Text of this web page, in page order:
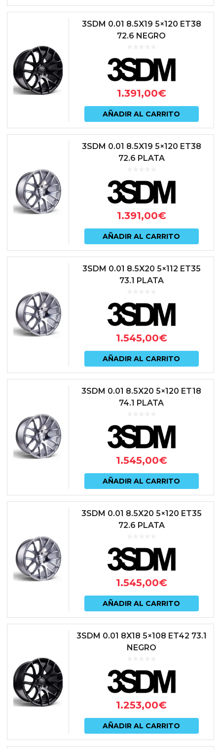
3SDM 0.01 8.5X19 5×120 ET38
72.6 NEGRO
1.391,00€
AÑADIR AL CARRITO
3SDM 0.01 8.5X19 5×120 ET38
72.6 PLATA
1.391,00€
AÑADIR AL CARRITO
3SDM 0.01 8.5X20 5×112 ET35
73.1 PLATA
1.545,00€
AÑADIR AL CARRITO
3SDM 0.01 8.5X20 5×120 ET18
74.1 PLATA
1.545,00€
AÑADIR AL CARRITO
3SDM 0.01 8.5X20 5×120 ET35
72.6 PLATA
1.545,00€
AÑADIR AL CARRITO
3SDM 0.01 8X18 5×108 ET42 73.1
NEGRO
1.253,00€
AÑADIR AL CARRITO